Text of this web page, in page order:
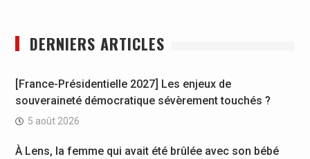
DERNIERS ARTICLES
[France-Présidentielle 2027] Les enjeux de
souveraineté démocratique sévèrement touchés ?
5 août 2026
À Lens, la femme qui avait été brûlée avec son bébé